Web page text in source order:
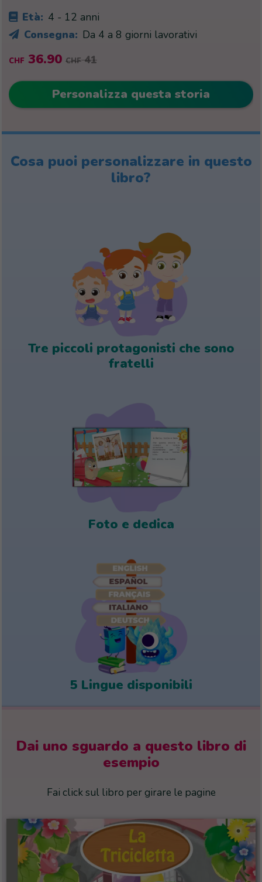
Età: 4 - 12 anni
Consegna: Da 4 a 8 giorni lavorativi
CHF 36.90 CHF41
Personalizza questa storia
Cosa puoi personalizzare in questo
libro?
Tre piccoli protagonisti che sono
fratelli
Foto e dedica
5 Lingue disponibili
Dai uno sguardo a questo libro di
esempio
Fai click sul libro per girare le pagine